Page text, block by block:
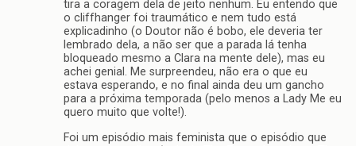
tira a coragem dela de jeito nenhum. Eu entendo que
o cliffhanger foi traumático e nem tudo está
explicadinho (o Doutor não é bobo, ele deveria ter
lembrado dela, a não ser que a parada lá tenha
bloqueado mesmo a Clara na mente dele), mas eu
achei genial. Me surpreendeu, não era o que eu
estava esperando, e no final ainda deu um gancho
para a próxima temporada (pelo menos a Lady Me eu
quero muito que volte!).
Foi um episódio mais feminista que o episódio que